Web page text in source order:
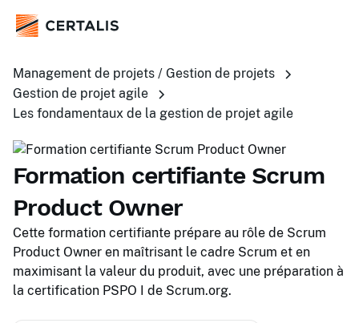
Management de projets / Gestion de projets
Gestion de projet agile
Les fondamentaux de la gestion de projet agile
Formation certifiante Scrum
Product Owner
Cette formation certifiante prépare au rôle de Scrum
Product Owner en maîtrisant le cadre Scrum et en
maximisant la valeur du produit, avec une préparation à
la certification PSPO I de Scrum.org.